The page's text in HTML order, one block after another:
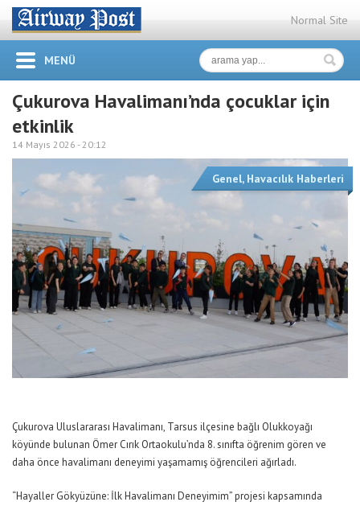
Normal Site
MENÜ
Çukurova Havalimanı’nda çocuklar için
etkinlik
14 Mayıs 2026 -20:12
Genel, Havacılık Haberleri
Çukurova Uluslararası Havalimanı, Tarsus ilçesine bağlı Olukkoyağı
köyünde bulunan Ömer Cırık Ortaokulu’nda 8. sınıfta öğrenim gören ve
daha önce havalimanı deneyimi yaşamamış öğrencileri ağırladı.
“Hayaller Gökyüzüne: İlk Havalimanı Deneyimim” projesi kapsamında